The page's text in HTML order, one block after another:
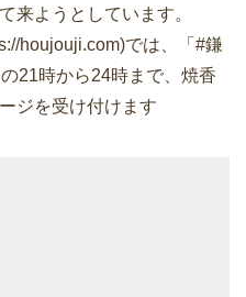
来ようとしています。
houjouji.com)では、「#鎌
21時から24時まで、焼香
ジを受け付けます